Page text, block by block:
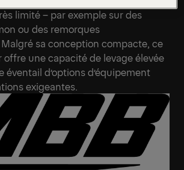
limité – par exemple sur des
ou des remorques
sa conception compacte, ce
offre une capacité de levage élevée
éventail d’options d’équipement
exigeantes.